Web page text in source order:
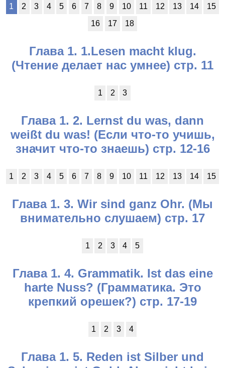
1 2 3 4 5 6 7 8 9 10 11 12 13 14
15
16
17 18
Глава 1. 1.Lesen macht klug.
(Чтение делает нас умнее) стр. 11
1 2 3
Глава 1. 2. Lernst du was, dann
weißt du was! (Если что-то учишь,
значит что-то знаешь) стр. 12-16
1 2 3 4 5 6 7 8 9 10 11 12 13 14 15
Глава 1. 3. Wir sind ganz Ohr. (Мы
внимательно слушаем) стр. 17
1 2 3 4 5
Глава 1. 4. Grammatik. Ist das eine
harte Nuss? (Грамматика. Это
крепкий орешек?) стр. 17-19
1 2 3 4
Глава 1. 5. Reden ist Silber und